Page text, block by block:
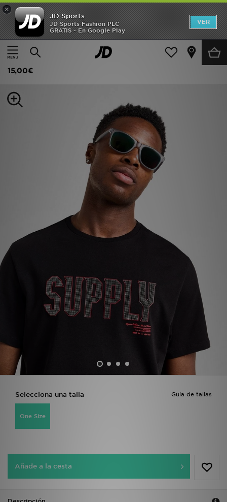
×
JD Sports
JD Sports Fashion PLC
GRATIS - En Google Play
VER
Página principal
Mujer Accesorios de mujer Gafas de sol
Supply & Demand Gafas de sol Andrei
15,00€
Guía de tallas
Selecciona una talla
One Size
Añade a la cesta
Hombre
Mujer
Estilo
TARJETA REGALO
MI JD